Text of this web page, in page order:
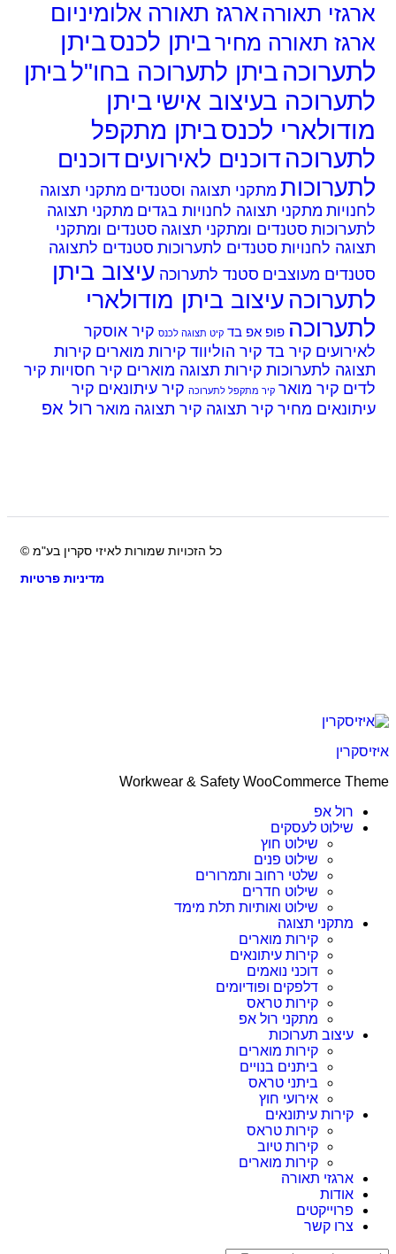
תאורהארגז תאורה אלומיניום
תאורה מחיר ביתן לכנסביתן
ביתן לתערוכה בחו"לביתן
בעיצוב אישיביתן
לכנסביתן מתקפל
דוכנים לאירועיםדוכנים
מתקני תצוגה וסטנדים מתקני תצוגה
מתקני תצוגה לחנויות בגדים מתקני תצוגה
סטנדים ומתקני תצוגה סטנדים ומתקני
לחנויות סטנדים לתערוכות סטנדים לתצוגה
מעוצבים סטנד לתערוכה עיצוב ביתן
עיצוב ביתן מודולארי
פופ אפ בד קיט תצוגה לכנס קיר אוסקר
קיר בד קיר הוליווד קירות מוארים קירות
לתערוכות קירות תצוגה מוארים קיר חסויות קיר
קיר מואר קיר מתקפל לתערוכה קיר עיתונאים קיר
מחיר קיר תצוגה קיר תצוגה מואר רול אפ
כל הזכויות שמורות לאיזי סקרין בע"מ ©
מדיניות פרטיות
Workwear & Safety WooCommerce
רול אפ
שילוט לעסקים
שילוט חוץ
שילוט פנים
שלטי רחוב ותמרורים
שילוט חדרים
שילוט ואותיות תלת מימד
מתקני תצוגה
קירות מוארים
קירות עיתונאים
דוכני נואמים
דלפקים ופודיומים
קירות טראס
מתקני רול אפ
עיצוב תערוכות
קירות מוארים
ביתנים בנויים
ביתני טראס
אירועי חוץ
קירות עיתונאים
קירות טראס
קירות טיוב
קירות מוארים
ארגזי תאורה
אודות
פרוייקטים
צרו קשר